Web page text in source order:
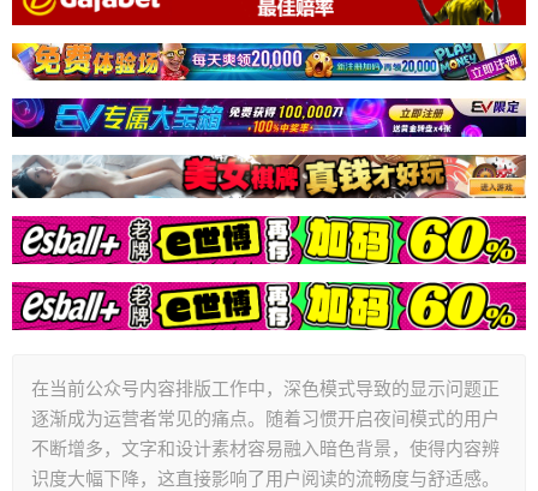
在当前公众号内容排版工作中，深色模式导致的显示问题正
逐渐成为运营者常见的痛点。随着习惯开启夜间模式的用户
不断增多，文字和设计素材容易融入暗色背景，使得内容辨
识度大幅下降，这直接影响了用户阅读的流畅度与舒适感。